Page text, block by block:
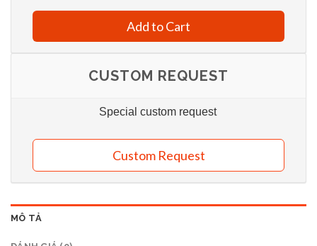
Add to Cart
CUSTOM REQUEST
Special custom request
Custom Request
MÔ TẢ